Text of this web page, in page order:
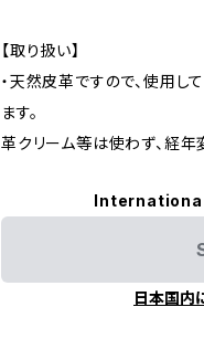
【取り扱い】
・天然皮革ですので、使用し
ます。
革クリーム等は使わず、経年
日本国内